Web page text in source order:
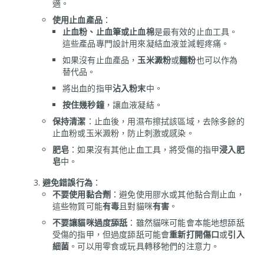
適。
使用止血產品：
止血粉、止血筆或止血棉是最有效的止血工具。
這些產品專門設計用來凝結血液並減輕疼痛。
如果沒有止血產品， 玉米澱粉或麵粉也可以作為
替代品。
將出血的指甲沾入粉末中。
按住幾秒鐘，讓血液凝結。
保持清潔 ：止血後，用濕布擦拭該區域，去除多餘的
止血粉或玉米澱粉，防止刺激或感染。
肥皂 ：如果沒有其他止血工具，將受傷的指甲浸入肥
皂中。
避免錯誤行為：
不要使用黏合劑 ：避免使用膠水或其他黏合劑止血，
這些物質可能有毒且對貓咪有害 。
不要讓貓咪過度舔舐 ：雖然貓咪可能會本能地想舔舐
受傷的指甲，但過度舔舐可能會重新打開傷口或引入
細菌 。可以用零食或玩具轉移牠們的注意力。